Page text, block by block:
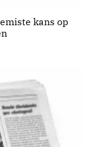
kans op